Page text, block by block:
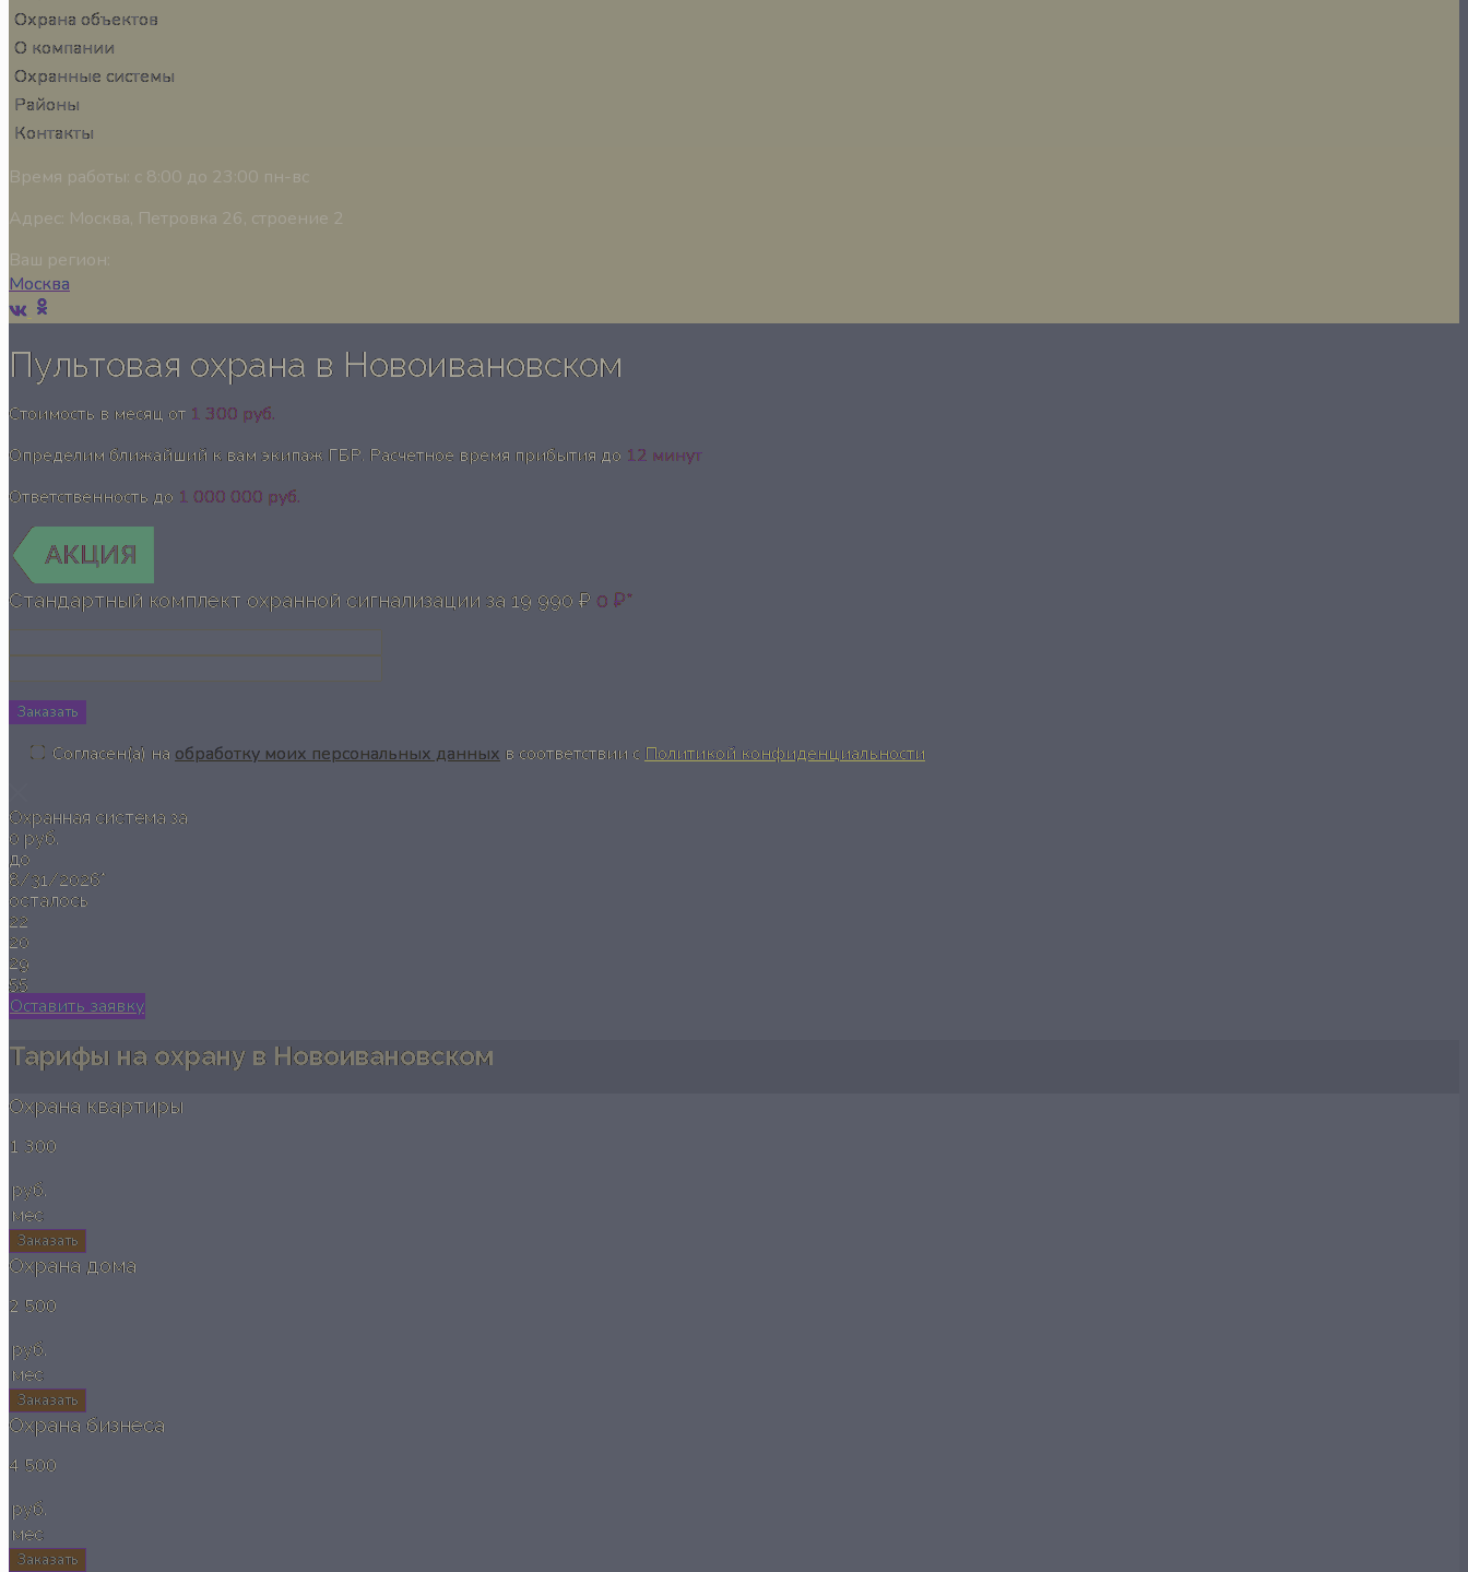
Охрана объектов
О компании
Охранные системы
Районы
Контакты
Время работы: с 8:00 до 23:00 пн-вс
Адрес: Москва, Петровка 26, строение 2
Ваш регион:
Москва
Пультовая охрана в Новоивановском
Стоимость в месяц от 1 300 руб.
Определим ближайший к вам экипаж ГБР. Расчетное время прибытия до 12 минут
Ответственность до 1 000 000 руб.
Стандартный комплект охранной сигнализации за 19 990 ₽ 0 ₽*
Заказать
Согласен(а) на обработку моих персональных данных в соответствии с Политикой конфиденциальности
Охранная система за
0 руб.
до
8/31/2026*
осталось
22
20
29
54
Оставить заявку
Тарифы на охрану в Новоивановском
Охрана квартиры
1 300
руб.
мес
Заказать
Охрана дома
2 500
руб.
мес
Заказать
Охрана бизнеса
4 500
руб.
мес
Заказать